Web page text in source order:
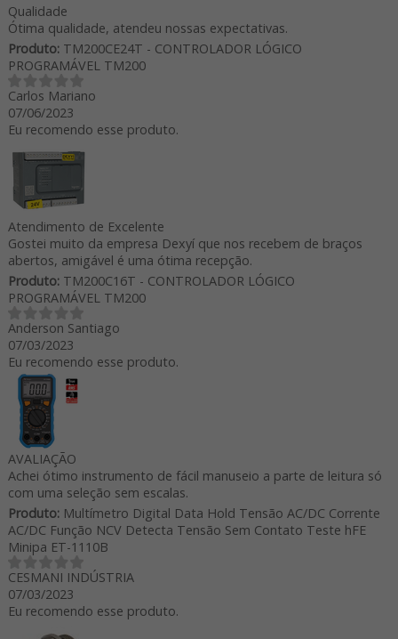
Qualidade
Ótima qualidade, atendeu nossas expectativas.
Produto:TM200CE24T - CONTROLADOR LÓGICO
PROGRAMÁVEL TM200
Carlos Mariano
07/06/2023
Eu recomendo esse produto.
Atendimento de Excelente
Gostei muito da empresa Dexyí que nos recebem de braços
abertos, amigável é uma ótima recepção.
Produto:TM200C16T - CONTROLADOR LÓGICO
PROGRAMÁVEL TM200
Anderson Santiago
07/03/2023
Eu recomendo esse produto.
AVALIAÇÃO
Achei ótimo instrumento de fácil manuseio a parte de leitura só
com uma seleção sem escalas.
Produto:Multímetro Digital Data Hold Tensão AC/DC Corrente
AC/DC Função NCV Detecta Tensão Sem Contato Teste hFE
Minipa ET-1110B
CESMANI INDÚSTRIA
07/03/2023
Eu recomendo esse produto.